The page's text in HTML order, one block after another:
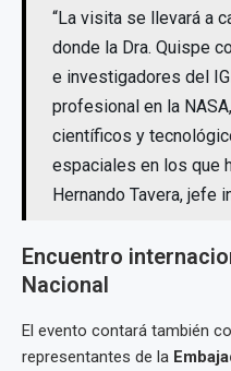
“La visita se llevará a
donde la Dra. Quispe
e investigadores del
profesional en la
científicos y
espaciales en los que
Hernando Tavera, jefe
Encuentro
Nacional
El evento contará también
representantes de la